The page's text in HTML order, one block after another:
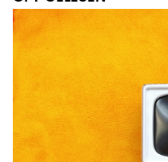
OFT GELESEN